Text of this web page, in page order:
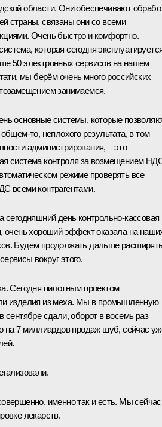
области. Они обеспечивают
страны, связаны они со всеми
Очень быстро и комфортно.
которая сегодня
50 электронных сервисов на нашем
мы берём очень много российских
занимаемся.
основные системы, которые
то, неплохого результата, в том
администрирования, – это
система контроля за возмещением
режиме проверять все
всеми контрагентами.
сегодняшний день контрольно-кассовая
очень хороший эффект оказала на
Будем продолжать дальше
вокруг этого.
Сегодня пилотным проектом
изделия из меха. Мы в промышленную
сентябре сдали, оборот в восемь раз
на 7 миллиардов продаж шуб, сейчас
именно так и есть. Мы сейчас
лекарств.